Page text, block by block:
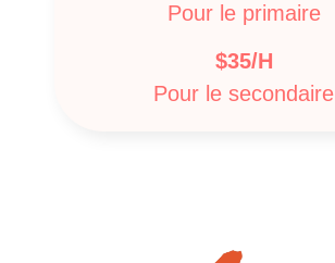
Pour le primaire
$35/H
Pour le secondaire